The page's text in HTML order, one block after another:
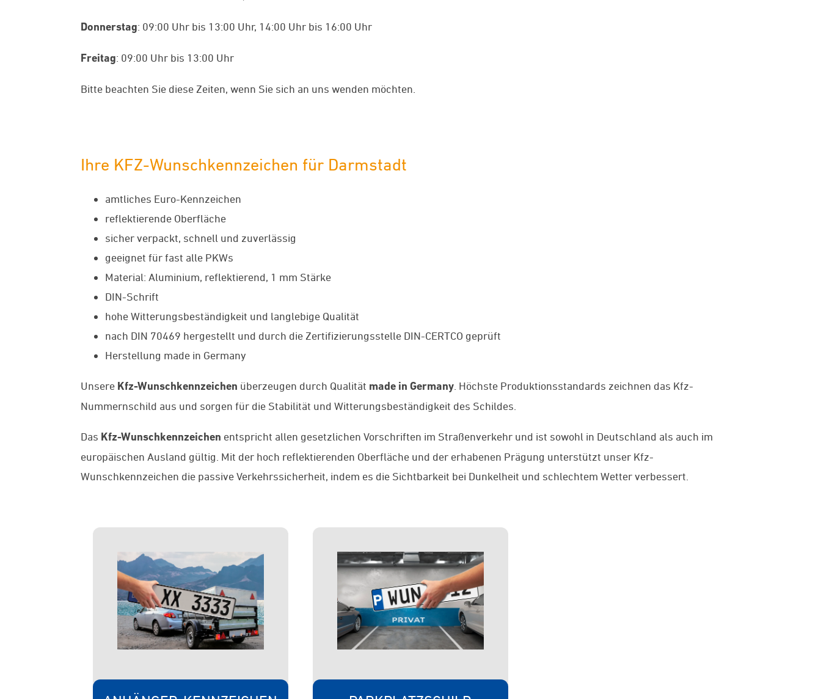
Donnerstag: 09:00 Uhr bis 13:00 Uhr, 14:00 Uhr bis 16:00 Uhr
Freitag: 09:00 Uhr bis 13:00 Uhr
Bitte beachten Sie diese Zeiten, wenn Sie sich an uns wenden möchten.
Ihre KFZ-Wunschkennzeichen für Darmstadt
amtliches Euro-Kennzeichen
reflektierende Oberfläche
sicher verpackt, schnell und zuverlässig
geeignet für fast alle PKWs
Material: Aluminium, reflektierend, 1 mm Stärke
DIN-Schrift
hohe Witterungsbeständigkeit und langlebige Qualität
nach DIN 70469 hergestellt und durch die Zertifizierungsstelle DIN-CERTCO geprüft
Herstellung made in Germany
Unsere Kfz-Wunschkennzeichen überzeugen durch Qualität made in Germany . Höchste Produktionsstandards zeichnen das Kfz-
Nummernschild aus und sorgen für die Stabilität und Witterungsbeständigkeit des Schildes.
Das Kfz-Wunschkennzeichen entspricht allen gesetzlichen Vorschriften im Straßenverkehr und ist sowohl in Deutschland als auch im
europäischen Ausland gültig. Mit der hoch reflektierenden Oberfläche und der erhabenen Prägung unterstützt unser Kfz-
Wunschkennzeichen die passive Verkehrssicherheit, indem es die Sichtbarkeit bei Dunkelheit und schlechtem Wetter verbessert.